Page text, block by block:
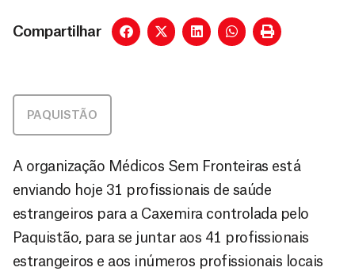
Compartilhar
PAQUISTÃO
A organização Médicos Sem Fronteiras está
enviando hoje 31 profissionais de saúde
estrangeiros para a Caxemira controlada pelo
Paquistão, para se juntar aos 41 profissionais
estrangeiros e aos inúmeros profissionais locais